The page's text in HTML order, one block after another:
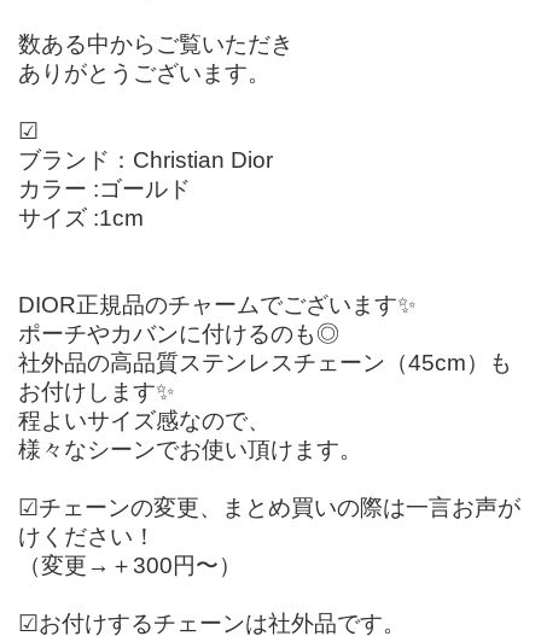
数ある中からご覧いただき
ありがとうございます。
☑︎
ブランド：Christian Dior
カラー :ゴールド
サイズ :1cm
DIOR正規品のチャームでございます✨
ポーチやカバンに付けるのも◎
社外品の高品質ステンレスチェーン（45cm）も
お付けします✨
程よいサイズ感なので、
様々なシーンでお使い頂けます。
☑︎チェーンの変更、まとめ買いの際は一言お声が
けください！
（変更→＋300円〜）
☑︎お付けするチェーンは社外品です。